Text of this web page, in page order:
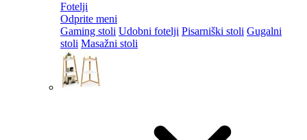
Fotelji
Odprite meni
Gaming stoli Udobni fotelji Pisarniški stoli Gugalni
stoli Masažni stoli